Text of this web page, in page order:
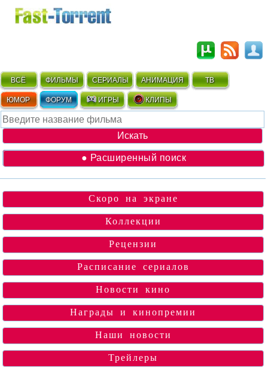
ВСЁ ФИЛЬМЫ СЕРИАЛЫ АНИМАЦИЯ ТВ
ЮМОР ФОРУМ ИГРЫ КЛИПЫ
● Расширенный поиск
Скоро на экране
Коллекции
Рецензии
Расписание сериалов
Новости кино
Награды и кинопремии
Наши новости
Трейлеры